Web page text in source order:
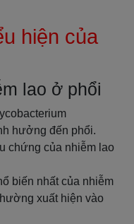
hiện của
lao ở phổi
hưởng đến phổi.
chứng của nhiễm lao
biến nhất của nhiễm
xuất hiện vào